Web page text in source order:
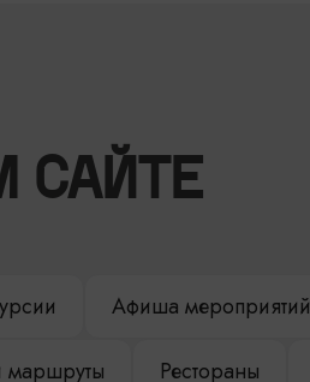
САЙТЕ
Афиша мероприятий
маршруты Рестораны